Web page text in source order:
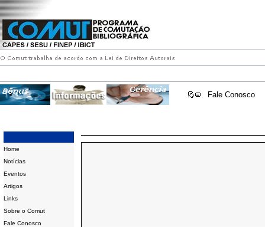
Fale Conosco
Home
Notícias
Eventos
Artigos
Links
Sobre o Comut
Fale Conosco